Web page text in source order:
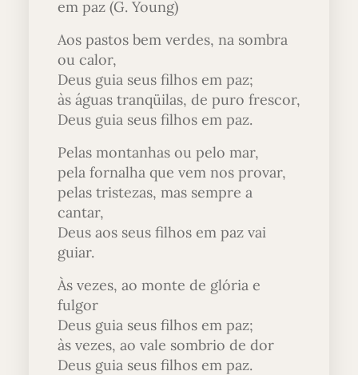
em paz (G. Young)
Aos pastos bem verdes, na sombra
ou calor,
Deus guia seus filhos em paz;
às águas tranqüilas, de puro frescor,
Deus guia seus filhos em paz.
Pelas montanhas ou pelo mar,
pela fornalha que vem nos provar,
pelas tristezas, mas sempre a
cantar,
Deus aos seus filhos em paz vai
guiar.
Às vezes, ao monte de glória e
fulgor
Deus guia seus filhos em paz;
às vezes, ao vale sombrio de dor
Deus guia seus filhos em paz.